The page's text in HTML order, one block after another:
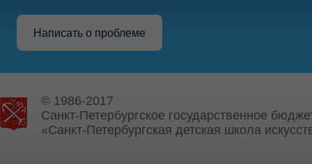
Написать о проблеме
© 1986-2017
Санкт-Петербургское государственное
«Санкт-Петербургская детская школа